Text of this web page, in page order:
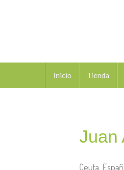
Inicio Tienda
Juan
Ceuta,